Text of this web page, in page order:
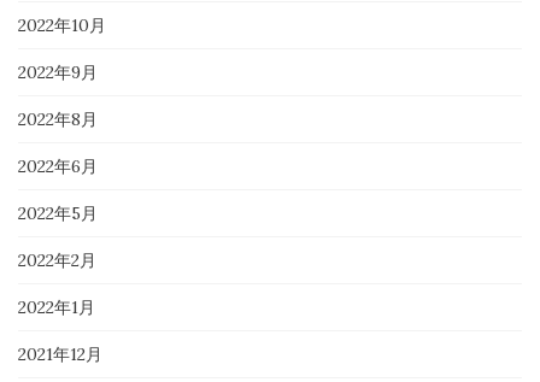
2022年10月
2022年9月
2022年8月
2022年6月
2022年5月
2022年2月
2022年1月
2021年12月